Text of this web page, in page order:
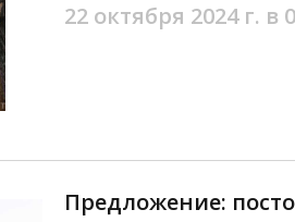
22 октября 2024 г. в
Предложение: